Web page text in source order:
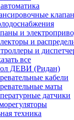
и
и
и
все
ДЕВИ (Ридан)
кабели
маты
датчики
техника